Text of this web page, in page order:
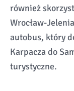
również
Wrocław-
autobus, który
Karpacza do
turystyczne.